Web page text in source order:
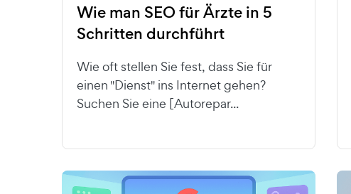
Wie man SEO für Ärzte in 5
Schritten durchführt
Wie oft stellen Sie fest, dass Sie für
einen "Dienst" ins Internet gehen?
Suchen Sie eine [Autorepar...